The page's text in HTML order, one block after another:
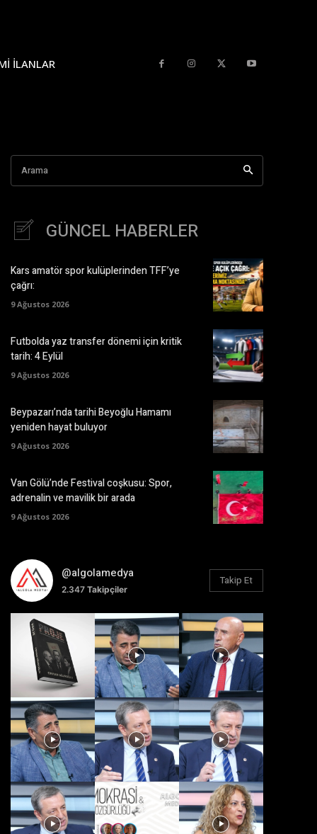
İLANLAR
Arama
GÜNCEL HABERLER
Kars amatör spor kulüplerinden TFF’ye
çağrı:
9 Ağustos 2026
Futbolda yaz transfer dönemi için kritik
tarih: 4 Eylül
9 Ağustos 2026
Beypazarı’nda tarihi Beyoğlu Hamamı
yeniden hayat buluyor
9 Ağustos 2026
Van Gölü’nde Festival coşkusu: Spor,
adrenalin ve mavilik bir arada
9 Ağustos 2026
@algolamedya
2.347Takipçiler
Takip Et